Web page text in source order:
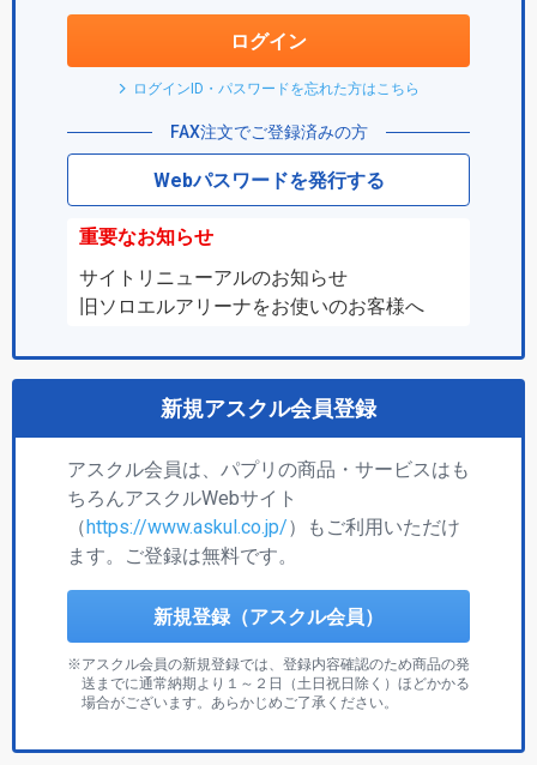
は？
ク
ッ
ログイン
ログインID・パスワードを忘れた方はこちら
FAX注文でご登録済みの方
Webパスワードを発行する
重要なお知らせ
サイトリニューアルのお知らせ
旧ソロエルアリーナをお使いのお客様へ
新規アスクル会員登録
アスクル会員は、パプリの商品・サービスはも
ちろんアスクルWebサイト
（https://www.askul.co.jp/）もご利用いただけ
ます。ご登録は無料です。
新規登録（アスクル会員）
アスクル会員の新規登録では、登録内容確認のため商品の発
送までに通常納期より１～２日（土日祝日除く）ほどかかる
場合がございます。あらかじめご了承ください。